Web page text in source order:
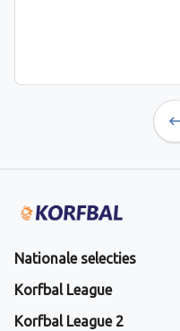
Nationale selecties
Korfbal League
Korfbal League 2